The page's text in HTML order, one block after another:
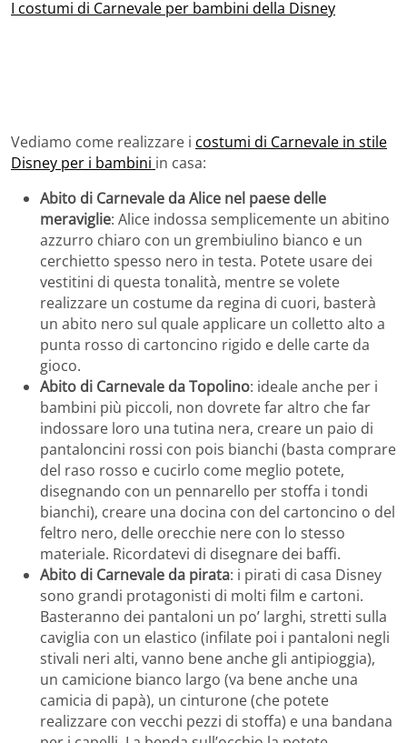
I costumi di Carnevale per bambini della Disney
Vediamo come realizzare i costumi di Carnevale in stile
Disney per i bambini in casa:
Abito di Carnevale da Alice nel paese delle
meraviglie: Alice indossa semplicemente un abitino
azzurro chiaro con un grembiulino bianco e un
cerchietto spesso nero in testa. Potete usare dei
vestitini di questa tonalità, mentre se volete
realizzare un costume da regina di cuori, basterà
un abito nero sul quale applicare un colletto alto a
punta rosso di cartoncino rigido e delle carte da
gioco.
Abito di Carnevale da Topolino: ideale anche per i
bambini più piccoli, non dovrete far altro che far
indossare loro una tutina nera, creare un paio di
pantaloncini rossi con pois bianchi (basta comprare
del raso rosso e cucirlo come meglio potete,
disegnando con un pennarello per stoffa i tondi
bianchi), creare una docina con del cartoncino o del
feltro nero, delle orecchie nere con lo stesso
materiale. Ricordatevi di disegnare dei baffi.
Abito di Carnevale da pirata: i pirati di casa Disney
sono grandi protagonisti di molti film e cartoni.
Basteranno dei pantaloni un po’ larghi, stretti sulla
caviglia con un elastico (infilate poi i pantaloni negli
stivali neri alti, vanno bene anche gli antipioggia),
un camicione bianco largo (va bene anche una
camicia di papà), un cinturone (che potete
realizzare con vecchi pezzi di stoffa) e una bandana